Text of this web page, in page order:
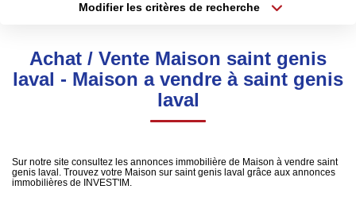
ESTIMER
NOS AGENCES
Modifier les critères de recherche
Sélectionnez...
Type de bien
Surface min
Achat / Vente Maison saint genis
laval - Maison a vendre à saint genis
laval
Sur notre site consultez les annonces immobilière de Maison à vendre saint
genis laval. Trouvez votre Maison sur saint genis laval grâce aux annonces
immobilières de INVEST'IM.